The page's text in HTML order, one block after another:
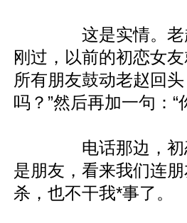
这是实情。老赵
刚过，以前的初恋女
所有朋友鼓动老赵回
吗？”然后再加一句：
电话那边，初恋女
是朋友，看来我们连
杀，也不干我*事了。